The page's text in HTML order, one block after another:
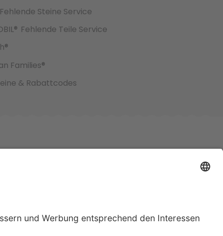
Fehlende Steine Service
Fehlende Teile Service
Families®
& Rabattcodes